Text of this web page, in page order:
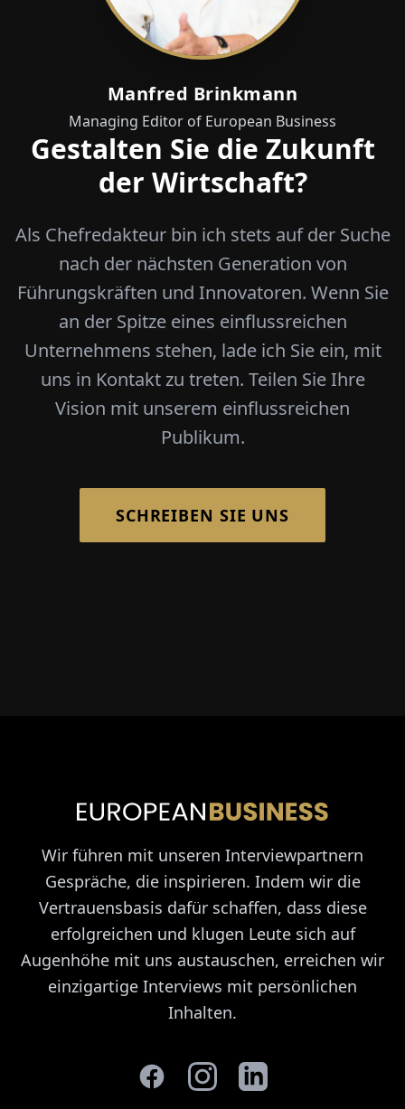
Manfred Brinkmann
Managing Editor of European Business
Gestalten Sie die Zukunft
der Wirtschaft?
Als Chefredakteur bin ich stets auf der Suche
nach der nächsten Generation von
Führungskräften und Innovatoren. Wenn Sie
an der Spitze eines einflussreichen
Unternehmens stehen, lade ich Sie ein, mit
uns in Kontakt zu treten. Teilen Sie Ihre
Vision mit unserem einflussreichen
Publikum.
SCHREIBEN SIE UNS
Wir führen mit unseren Interviewpartnern
Gespräche, die inspirieren. Indem wir die
Vertrauensbasis dafür schaffen, dass diese
erfolgreichen und klugen Leute sich auf
Augenhöhe mit uns austauschen, erreichen wir
einzigartige Interviews mit persönlichen
Inhalten.